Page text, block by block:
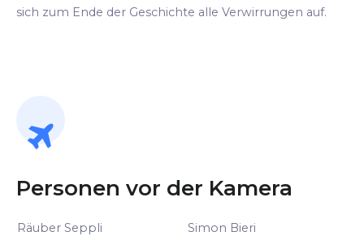
sich zum Ende der Geschichte alle Verwirrungen auf.
Personen vor der Kamera
Räuber Seppli
Simon Bieri